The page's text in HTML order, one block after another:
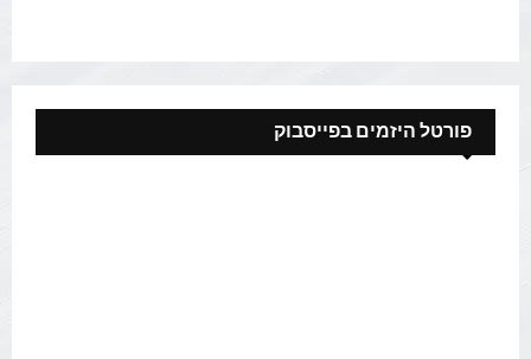
פורטל היזמים בפייסבוק